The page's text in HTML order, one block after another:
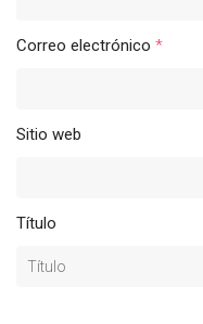
Correo electrónico *
Sitio web
Título